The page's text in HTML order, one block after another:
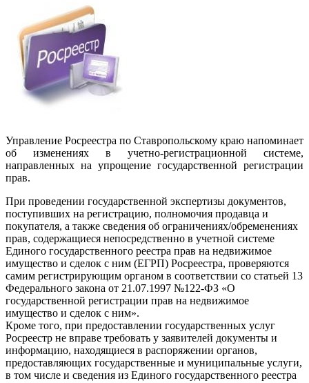
Управление Росреестра по Ставропольскому краю напоминает
об изменениях в учетно-регистрационной системе,
направленных на упрощение государственной регистрации
прав.
При проведении государственной экспертизы документов,
поступивших на регистрацию, полномочия продавца и
покупателя, а также сведения об ограничениях/обременениях
прав, содержащиеся непосредственно в учетной системе
Единого государственного реестра прав на недвижимое
имущество и сделок с ним (ЕГРП) Росреестра, проверяются
самим регистрирующим органом в соответствии со статьей 13
Федерального закона от 21.07.1997 №122-ФЗ «О
государственной регистрации прав на недвижимое
имущество и сделок с ним».
Кроме того, при предоставлении государственных услуг
Росреестр не вправе требовать у заявителей документы и
информацию, находящиеся в распоряжении органов,
предоставляющих государственные и муниципальные услуги,
в том числе и сведения из Единого государственного реестра